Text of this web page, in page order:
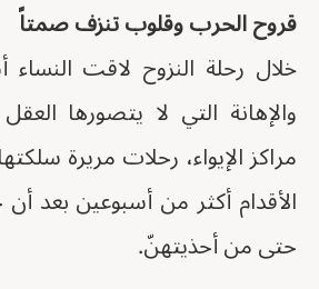
قروح الحرب وقلوب تنزف صمتاً
خلال رحلة النزوح لاقت
والإهانة التي لا يتصورها
مراكز الإيواء، رحلات مريرة
الأقدام أكثر من أسبوعين بعد
حتى من أحذيتهنّ.